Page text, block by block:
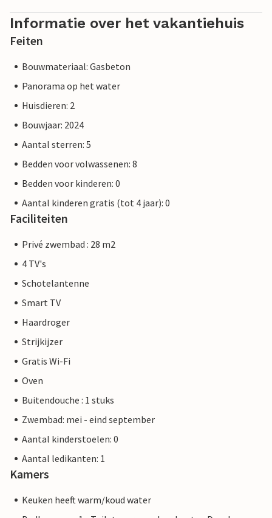
Informatie over het vakantiehuis
Feiten
Bouwmateriaal: Gasbeton
Panorama op het water
Huisdieren: 2
Bouwjaar: 2024
Aantal sterren: 5
Bedden voor volwassenen: 8
Bedden voor kinderen: 0
Aantal kinderen gratis (tot 4 jaar): 0
Faciliteiten
Privé zwembad : 28 m2
4 TV's
Schotelantenne
Smart TV
Haardroger
Strijkijzer
Gratis Wi-Fi
Oven
Buitendouche : 1 stuks
Zwembad: mei - eind september
Aantal kinderstoelen: 0
Aantal ledikanten: 1
Kamers
Keuken heeft warm/koud water